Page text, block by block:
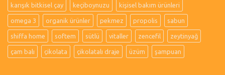
karışık bitkisel çay keçiboynuzu kişisel bakım ürünleri
omega 3 organik ürünler pekmez propolis sabun
shiffa home softem sütlü vitaller zencefil zeytinyağ
çam balı çikolata çikolatalı draje üzüm şampuan